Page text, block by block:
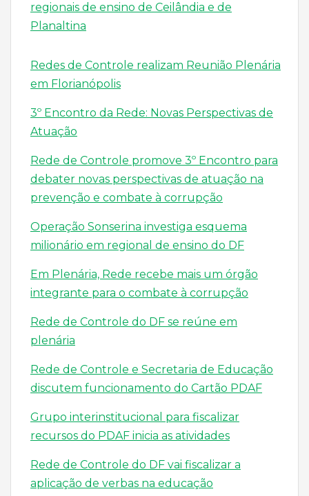
regionais de ensino de Ceilândia e de
Planaltina
Redes de Controle realizam Reunião Plenária
em Florianópolis
3º Encontro da Rede: Novas Perspectivas de
Atuação
Rede de Controle promove 3º Encontro para
debater novas perspectivas de atuação na
prevenção e combate à corrupção
Operação Sonserina investiga esquema
milionário em regional de ensino do DF
Em Plenária, Rede recebe mais um órgão
integrante para o combate à corrupção
Rede de Controle do DF se reúne em
plenária
Rede de Controle e Secretaria de Educação
discutem funcionamento do Cartão PDAF
Grupo interinstitucional para fiscalizar
recursos do PDAF inicia as atividades
Rede de Controle do DF vai fiscalizar a
aplicação de verbas na educação